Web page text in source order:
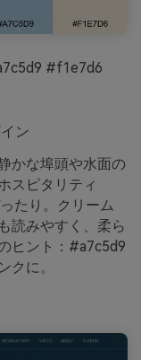
#f1e7d6
ン
かな埠頭や水面の
スピタリティ
たり。クリーム
読みやすく、柔ら
ヒント：#a7c5d9
クに。